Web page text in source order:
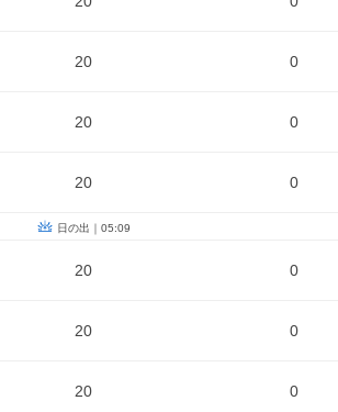
20 0
20 0
20 0
日の出｜05:09
20 0
20 0
20 0